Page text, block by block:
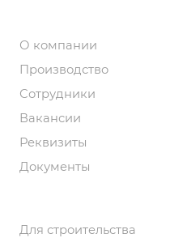
О компании
Производство
Сотрудники
Вакансии
Реквизиты
Документы
Для строительства